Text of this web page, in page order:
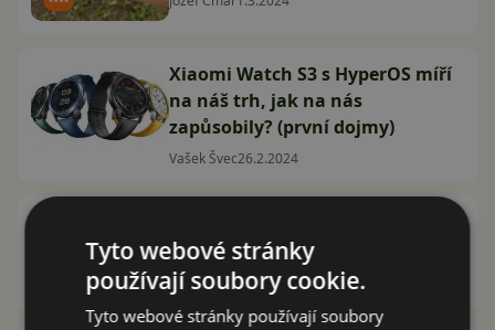
Xiaomi Watch S3 s HyperOS míří
na náš trh, jak na nás
zapůsobily? (první dojmy)
Vašek Švec26.2.2024
hodinky se systémem HyperOS!
Jakub Kárník26.10.2023
Tyto webové stránky
používají soubory cookie.
Tyto webové stránky používají soubory